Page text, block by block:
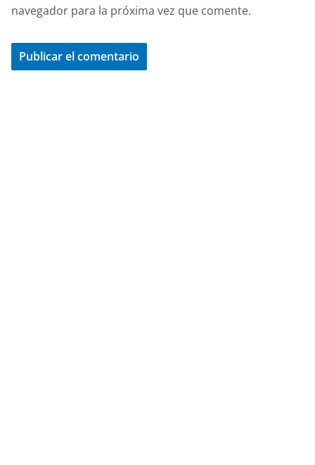
navegador para la próxima vez que comente.